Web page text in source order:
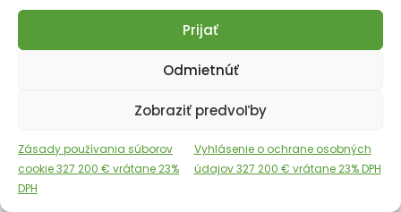
Prijať
Odmietnúť
Zobraziť predvoľby
Zásady používania súborov
cookie 327 200 € vrátane 23%
DPH
Vyhlásenie o ochrane osobných
údajov 327 200 € vrátane 23% DPH
Copyright © 2025 Financial Hotels Management.
Cookies GDPR
Angličtina Slovenčina